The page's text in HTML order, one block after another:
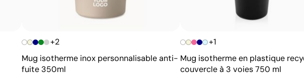
+2
Mug isotherme inox personnalisable anti-
fuite 350ml
+1
Mug isotherme en plastique
couvercle à 3 voies 750 ml